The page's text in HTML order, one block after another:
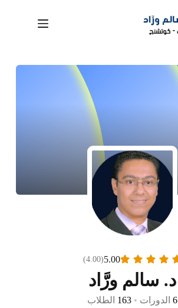
5.00
(4.00)
د. سالم ورَّاد
6 الدورات •
163 الطلاب